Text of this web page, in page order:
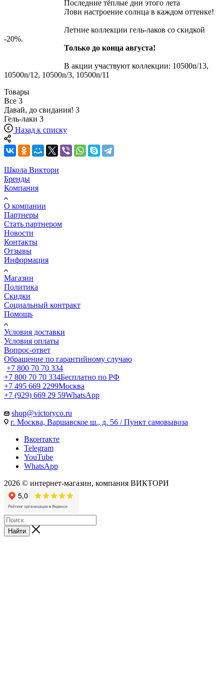
Последние тёплые дни этого лета
Лови настроение солнца в каждом оттенке!
Летние коллекции гель-лаков со скидкой
-20%.
Только до конца августа!
В акции участвуют коллекции: 10500n/13,
10500n/12, 10500n/3, 10500n/11
Товары
Все 3
Давай, до свидания! 3
Гель-лаки 3
Назад к списку
Школа Виктори
Бренды
Компания
О компании
Партнеры
Стать партнером
Новости
Контакты
Отзывы
Информация
Магазин
Политика
Скидки
Социальный контракт
Помощь
Условия доставки
Условия оплаты
Вопрос-ответ
Обращение по гарантийному случаю
+7 800 70 70 334
+7 800 70 70 334Бесплатно по РФ
+7 495 669 2299Москва
+7 (929) 669 29 59WhatsApp
shop@victoryco.ru
г. Москва, Варшавское ш., д. 56 / Пункт самовывоза
Вконтакте
Telegram
YouTube
WhatsApp
2026 © интернет-магазин, компания ВИКТОРИ
Найти